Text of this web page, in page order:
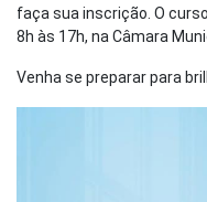
faça sua inscrição. O
8h às 17h, na Câmara
Venha se preparar para